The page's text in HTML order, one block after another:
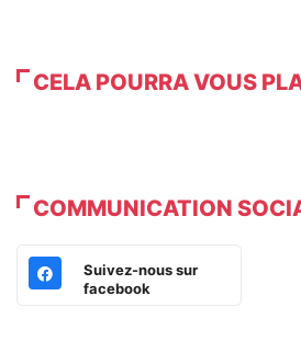
CELA POURRA VOUS
COMMUNICATION
Suivez-nous sur
facebook